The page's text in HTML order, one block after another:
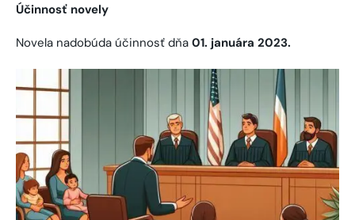
Účinnosť novely
Novela nadobúda účinnosť dňa 01. januára 2023.